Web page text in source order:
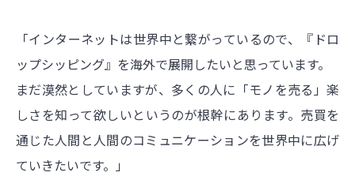
「インターネットは世界中と繋がっているので、『ドロ
ップシッピング』を海外で展開したいと思っています。
まだ漠然としていますが、多くの人に「モノを売る」楽
しさを知って欲しいというのが根幹にあります。売買を
通じた人間と人間のコミュニケーションを世界中に広げ
ていきたいです。」